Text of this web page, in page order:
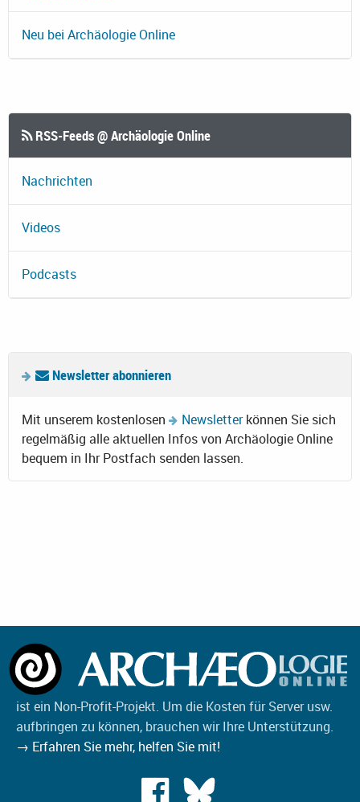
Neu bei Archäologie Online
RSS-Feeds @ Archäologie Online
Nachrichten
Videos
Podcasts
Newsletter abonnieren
Mit unserem kostenlosen Newsletterkönnen Sie sich
regelmäßig alle aktuellen Infos von Archäologie Online
bequem in Ihr Postfach senden lassen.
ist ein Non-Profit-Projekt. Um die Kosten für Server usw.
aufbringen zu können, brauchen wir Ihre Unterstützung.
→ Erfahren Sie mehr, helfen Sie mit!